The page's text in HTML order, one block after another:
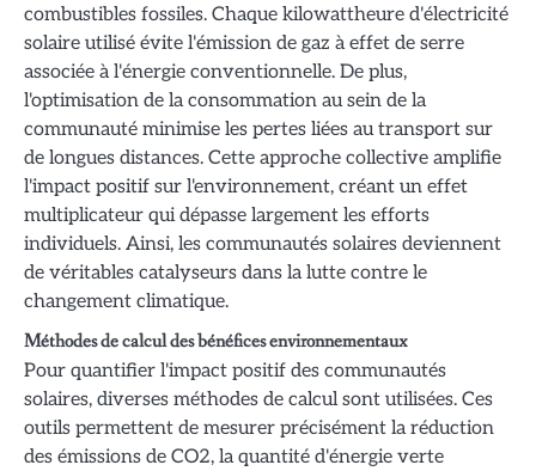
combustibles fossiles. Chaque kilowattheure d'électricité
solaire utilisé évite l'émission de gaz à effet de serre
associée à l'énergie conventionnelle. De plus,
l'optimisation de la consommation au sein de la
communauté minimise les pertes liées au transport sur
de longues distances. Cette approche collective amplifie
l'impact positif sur l'environnement, créant un effet
multiplicateur qui dépasse largement les efforts
individuels. Ainsi, les communautés solaires deviennent
de véritables catalyseurs dans la lutte contre le
changement climatique.
Méthodes de calcul des bénéfices environnementaux
Pour quantifier l'impact positif des communautés
solaires, diverses méthodes de calcul sont utilisées. Ces
outils permettent de mesurer précisément la réduction
des émissions de CO2, la quantité d'énergie verte